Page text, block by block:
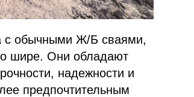
с обычными Ж/Б сваями,
шире. Они обладают
надежности и
предпочтительным